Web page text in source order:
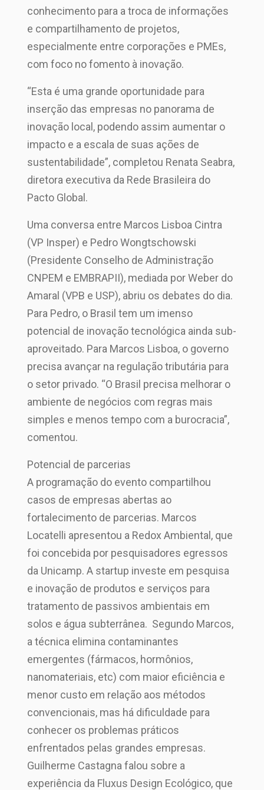
conhecimento para a troca de informações
e compartilhamento de projetos,
especialmente entre corporações e PMEs,
com foco no fomento à inovação.
“Esta é uma grande oportunidade para
inserção das empresas no panorama de
inovação local, podendo assim aumentar o
impacto e a escala de suas ações de
sustentabilidade”, completou Renata Seabra,
diretora executiva da Rede Brasileira do
Pacto Global.
Uma conversa entre Marcos Lisboa Cintra
(VP Insper) e Pedro Wongtschowski
(Presidente Conselho de Administração
CNPEM e EMBRAPII), mediada por Weber do
Amaral (VPB e USP), abriu os debates do dia.
Para Pedro, o Brasil tem um imenso
potencial de inovação tecnológica ainda sub-
aproveitado. Para Marcos Lisboa, o governo
precisa avançar na regulação tributária para
o setor privado. “O Brasil precisa melhorar o
ambiente de negócios com regras mais
simples e menos tempo com a burocracia”,
comentou.
Potencial de parcerias
A programação do evento compartilhou
casos de empresas abertas ao
fortalecimento de parcerias. Marcos
Locatelli apresentou a Redox Ambiental, que
foi concebida por pesquisadores egressos
da Unicamp. A startup investe em pesquisa
e inovação de produtos e serviços para
tratamento de passivos ambientais em
solos e água subterrânea. Segundo Marcos,
a técnica elimina contaminantes
emergentes (fármacos, hormônios,
nanomateriais, etc) com maior eficiência e
menor custo em relação aos métodos
convencionais, mas há dificuldade para
conhecer os problemas práticos
enfrentados pelas grandes empresas.
Guilherme Castagna falou sobre a
experiência da Fluxus Design Ecológico, que